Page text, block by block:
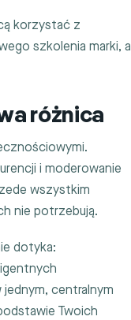
korzystać z
szkolenia marki, a
różnica
i moderowanie
wszystkim
nie potrzebują.
dotyka:
centralnym
Twoich